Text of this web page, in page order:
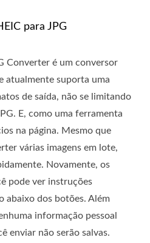
para JPG
Converter é um conversor
atualmente suporta uma
de saída, não se limitando
E, como uma ferramenta
na página. Mesmo que
várias imagens em lote,
Novamente, os
pode ver instruções
abaixo dos botões. Além
informação pessoal
enviar não serão salvas.